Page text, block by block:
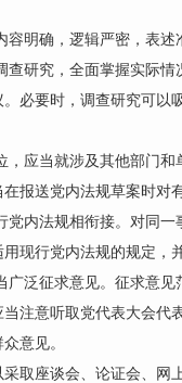
明确，逻辑严密，表述
研究，全面掌握实际情
必要时，调查研究可以
应当就涉及其他部门和
报送党内法规草案时对
内法规相衔接。对同一
现行党内法规的规定，
泛征求意见。征求意见
注意听取党代表大会代
意见。
座谈会、论证会、网